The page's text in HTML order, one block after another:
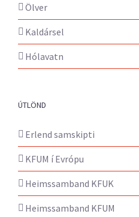
Ölver
Kaldársel
Hólavatn
ÚTLÖND
Erlend samskipti
KFUM í Evrópu
Heimssamband KFUK
Heimssamband KFUM